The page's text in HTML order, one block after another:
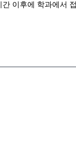
간 이후에 학과에서